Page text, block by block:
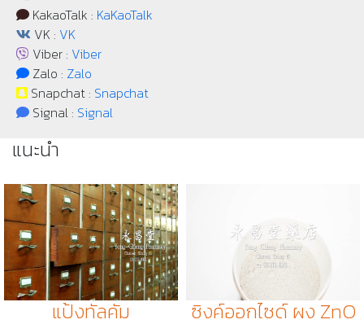
KakaoTalk : KaKaoTalk
VK : VK
Viber : Viber
Zalo : Zalo
Snapchat : Snapchat
Signal : Signal
แนะนำ
แป้งทัลคัม
ซิงค์ออกไซด์ ผง ZnO